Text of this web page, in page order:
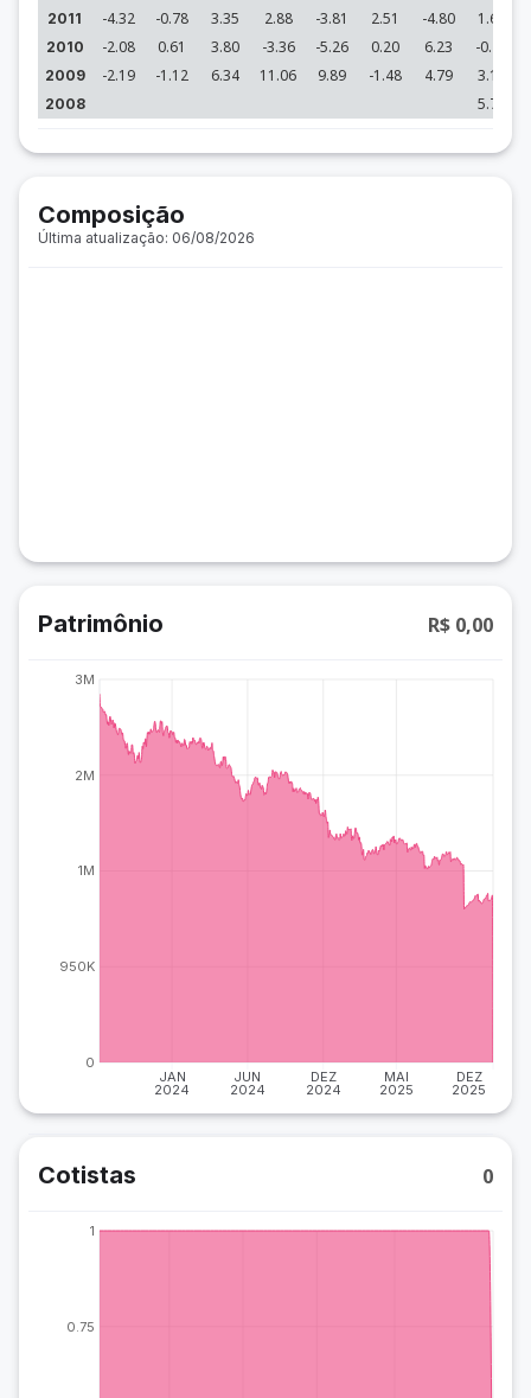
2011 -4.32 -0.78 3.35 2.88 -3.81 2.51 -4.80 1.63
2010 -2.08 0.61 3.80 -3.36 -5.26 0.20 6.23 -0.78
2009 -2.19 -1.12 6.34 11.06 9.89 -1.48 4.79 3.18
2008 5.75
Composição
Última atualização: 06/08/2026
Patrimônio R$ 0,00
JAN
2024
JUN
2024
DEZ
2024
MAI
2025
DEZ
2025
0
950K
1M
2M
3M
Cotistas 0
0.75
1